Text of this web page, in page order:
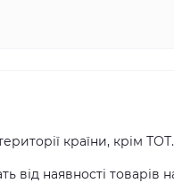
країни, крім ТОТ.
від наявності